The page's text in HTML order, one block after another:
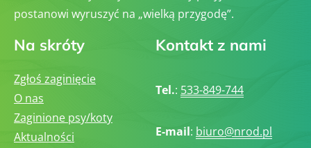
postanowi wyruszyć na „wielką przygodę”.
Na skróty
Zgłoś zaginięcie
O nas
Zaginione psy/koty
Aktualności
Kontakt z nami
Tel.: 533-849-744
E-mail: biuro@nrod.pl